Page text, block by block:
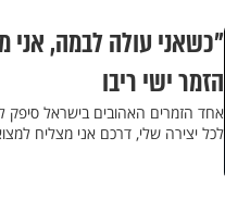
הזמר ישי ריבו
אחד הזמרים האהובים בישראל
לכל יצירה שלי, דרכם אני מצליח